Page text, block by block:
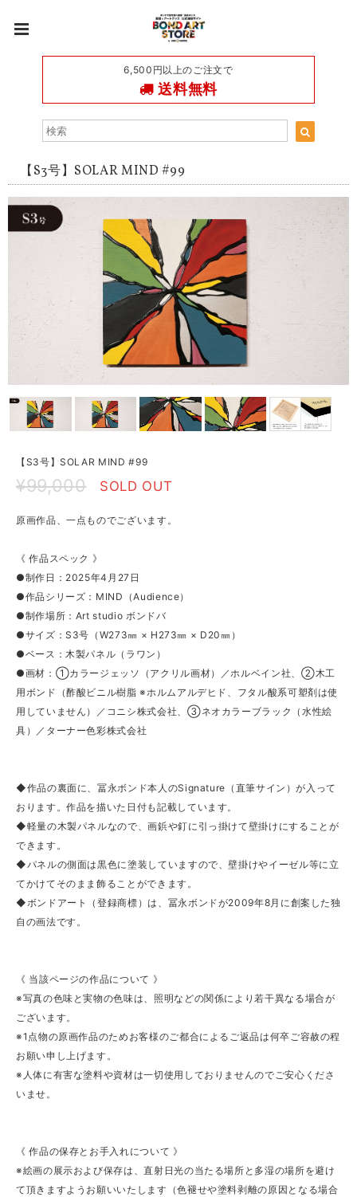
6,500円以上のご注文で
送料無料
【S3号】SOLAR MIND #99
【S3号】SOLAR MIND #99
¥99,000 SOLD OUT
原画作品、一点ものでございます。
《 作品スペック 》
●制作日：2025年4月27日
●作品シリーズ：MIND（Audience）
●制作場所：Art studio ボンドバ
●サイズ：S3号（W273㎜ × H273㎜ × D20㎜）
●ベース：木製パネル（ラワン）
●画材：①カラージェッソ（アクリル画材）／ホルベイン社、②木工
用ボンド（酢酸ビニル樹脂 ※ホルムアルデヒド、フタル酸系可塑剤は使
用していません）／コニシ株式会社、③ネオカラーブラック（水性絵
具）／ターナー色彩株式会社
◆作品の裏面に、冨永ボンド本人のSignature（直筆サイン）が入って
おります。作品を描いた日付も記載しています。
◆軽量の木製パネルなので、画鋲や釘に引っ掛けて壁掛けにすることが
できます。
◆パネルの側面は黒色に塗装していますので、壁掛けやイーゼル等に立
てかけてそのまま飾ることができます。
◆ボンドアート（登録商標）は、冨永ボンドが2009年8月に創案した独
自の画法です。
《 当該ページの作品について 》
※写真の色味と実物の色味は、照明などの関係により若干異なる場合が
ございます。
※1点物の原画作品のためお客様のご都合によるご返品は何卒ご容赦の程
お願い申し上げます。
※人体に有害な塗料や資材は一切使用しておりませんのでご安心くださ
いませ。
《 作品の保存とお手入れについて 》
※絵画の展示および保存は、直射日光の当たる場所と多湿の場所を避け
て頂きますようお願いいたします（色褪せや塗料剥離の原因となる場合